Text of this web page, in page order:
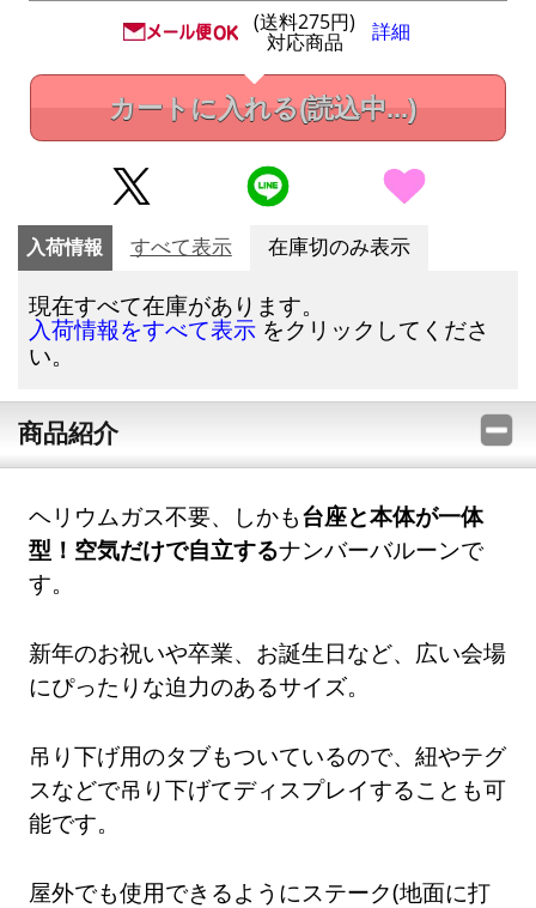
(送料275円)
対応商品 詳細
カートに入れる(読込中...)
入荷情報 すべて表示 在庫切のみ表示
現在すべて在庫があります。
入荷情報をすべて表示 をクリックしてくださ
い。
商品紹介
ヘリウムガス不要、しかも台座と本体が一体
型！空気だけで自立するナンバーバルーンで
す。
新年のお祝いや卒業、お誕生日など、広い会場
にぴったりな迫力のあるサイズ。
吊り下げ用のタブもついているので、紐やテグ
スなどで吊り下げてディスプレイすることも可
能です。
屋外でも使用できるようにステーク(地面に打